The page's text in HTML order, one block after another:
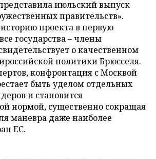
июльский выпуск
правительств».
проекта в первую
государства – члены
о качественном
политики Брюсселя.
конфронтация с Москвой
быть уделом отдельных
и становится
нормой, существенно сокращая
маневра даже наиболее
ЕС.